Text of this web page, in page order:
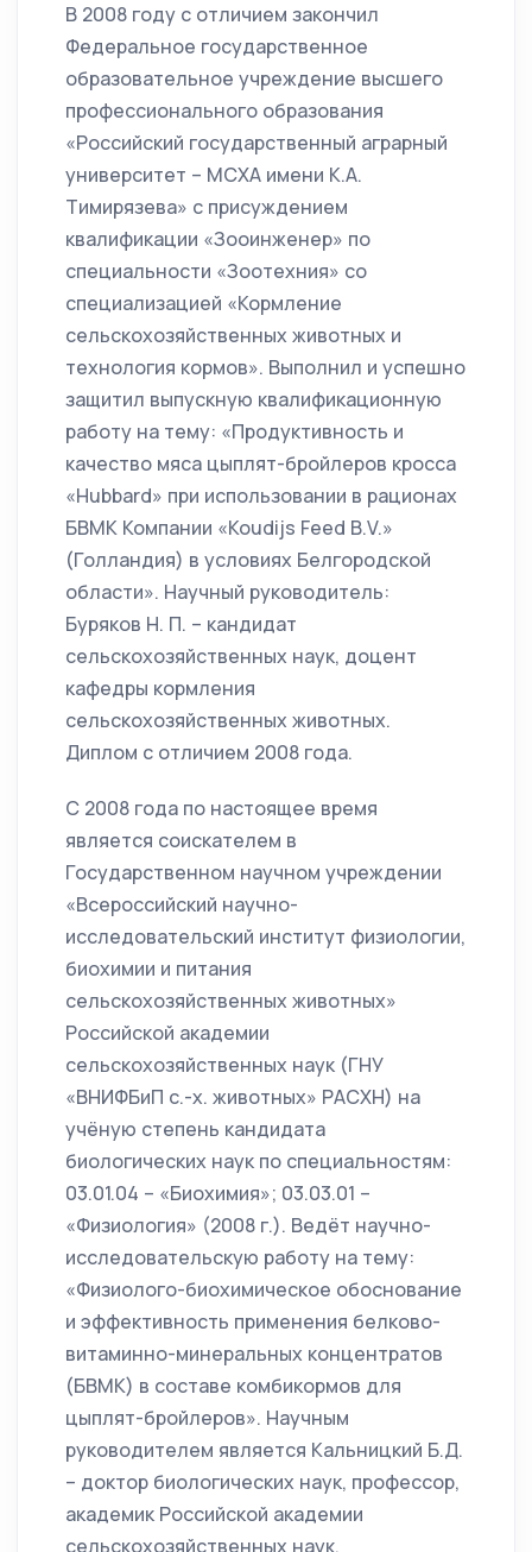
В 2008 году с отличием закончил
Федеральное государственное
образовательное учреждение высшего
профессионального образования
«Российский государственный аграрный
университет – МСХА имени К.А.
Тимирязева» с присуждением
квалификации «Зооинженер» по
специальности «Зоотехния» со
специализацией «Кормление
сельскохозяйственных животных и
технология кормов». Выполнил и успешно
защитил выпускную квалификационную
работу на тему: «Продуктивность и
качество мяса цыплят-бройлеров кросса
«Hubbard» при использовании в рационах
БВМК Компании «Koudijs Feed B.V.»
(Голландия) в условиях Белгородской
области». Научный руководитель:
Буряков Н. П. – кандидат
сельскохозяйственных наук, доцент
кафедры кормления
сельскохозяйственных животных.
Диплом с отличием 2008 года.
С 2008 года по настоящее время
является соискателем в
Государственном научном учреждении
«Всероссийский научно-
исследовательский институт физиологии,
биохимии и питания
сельскохозяйственных животных»
Российской академии
сельскохозяйственных наук (ГНУ
«ВНИФБиП с.-х. животных» РАСХН) на
учёную степень кандидата
биологических наук по специальностям:
03.01.04 – «Биохимия»; 03.03.01 –
«Физиология» (2008 г.). Ведёт научно-
исследовательскую работу на тему:
«Физиолого-биохимическое обоснование
и эффективность применения белково-
витаминно-минеральных концентратов
(БВМК) в составе комбикормов для
цыплят-бройлеров». Научным
руководителем является Кальницкий Б.Д.
– доктор биологических наук, профессор,
академик Российской академии
сельскохозяйственных наук,